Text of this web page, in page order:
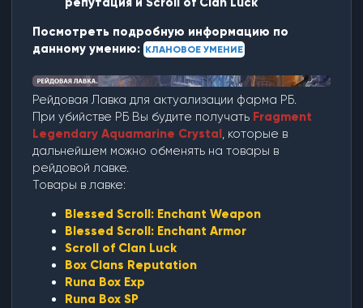
Посмотреть подробную информацию по
данному умению:КЛАНОВОЕ УМЕНИЕ
Рейдовая Лавка для актуализации фарма РБ.
При убийстве РБ Вы будите получать Fragment
Legendary Aquamarine Crystal, которые в
дальнейшем можно обменять на товары в
рейдовой лавке.
Товары в лавке:
Blessed Scroll: Enchant Weapon
Blessed Scroll: Enchant Armor
Scroll of Clan Luck
Box Clans Reputation
Runa Box Exp
Runa Box SP